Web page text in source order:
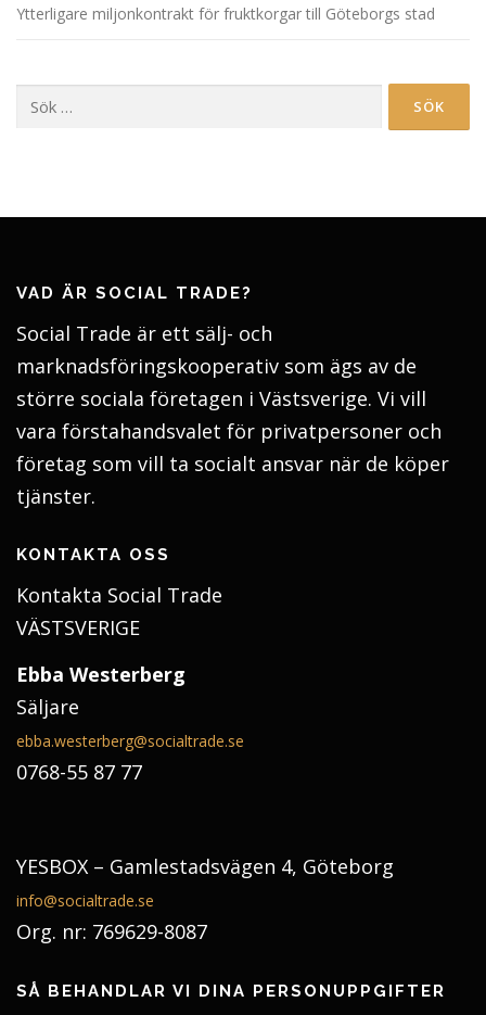
Ytterligare miljonkontrakt för fruktkorgar till Göteborgs stad
efter:
VAD ÄR SOCIAL TRADE?
Social Trade är ett sälj- och
marknadsföringskooperativ som ägs av de
större sociala företagen i Västsverige. Vi vill
vara förstahandsvalet för privatpersoner och
företag som vill ta socialt ansvar när de köper
tjänster.
KONTAKTA OSS
Kontakta Social Trade
VÄSTSVERIGE
Ebba Westerberg
Säljare
ebba.westerberg@socialtrade.se
0768-55 87 77
YESBOX – Gamlestadsvägen 4, Göteborg
info@socialtrade.se
Org. nr: 769629-8087
SÅ BEHANDLAR VI DINA PERSONUPPGIFTER